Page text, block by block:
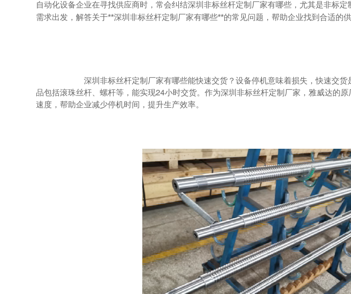
自动化设备企业在寻找供应商时，常会纠结深圳非标丝杆定制厂家有哪些，尤其是非标
需求出发，解答关于**深圳非标丝杆定制厂家有哪些**的常见问题，帮助企业找到合适的供
品包括滚珠丝杆、螺杆等，能实现24小时交货。作为深圳非标丝杆定制厂家，雅威达的
速度，帮助企业减少停机时间，提升生产效率。